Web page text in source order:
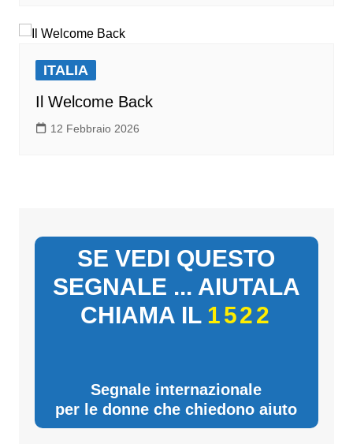
ITALIA
Il Welcome Back
12 Febbraio 2026
SE VEDI QUESTO
SEGNALE ... AIUTALA
CHIAMA IL 1522
Segnale internazionale
per le donne che chiedono aiuto